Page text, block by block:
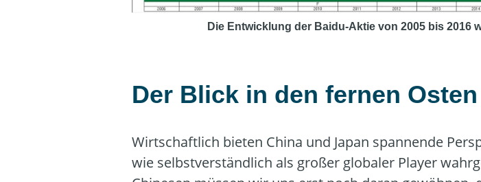
Die Entwicklung der Baidu-Aktie von 2005 bis 2016
Der Blick in den fernen
Wirtschaftlich bieten China und Japan spannende
wie selbstverständlich als großer globaler Player